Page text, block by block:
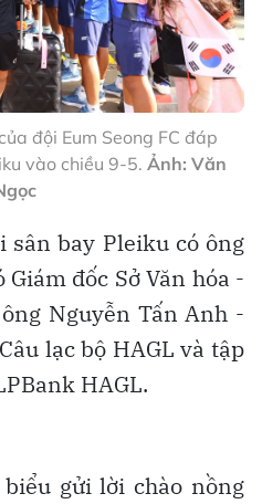
đội Eum Seong FC đáp
vào chiều 9-5. Ảnh: Văn
sân bay Pleiku có ông
đốc Sở Văn hóa -
Nguyễn Tấn Anh -
lạc bộ HAGL và tập
HAGL.
gửi lời chào nồng